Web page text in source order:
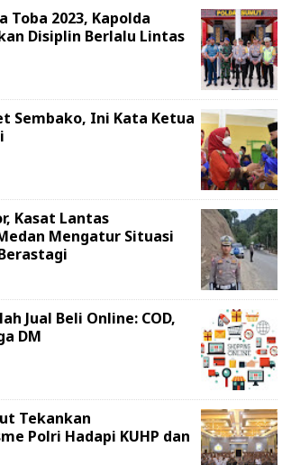
Toba 2023, Kapolda
Disiplin Berlalu Lintas
Sembako, Ini Kata Ketua
Kasat Lantas
Mengatur Situasi
Jual Beli Online: COD,
DM
Tekankan
Polri Hadapi KUHP dan